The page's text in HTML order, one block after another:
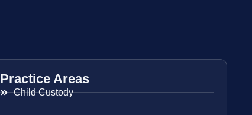
Practice Areas
Child Custody